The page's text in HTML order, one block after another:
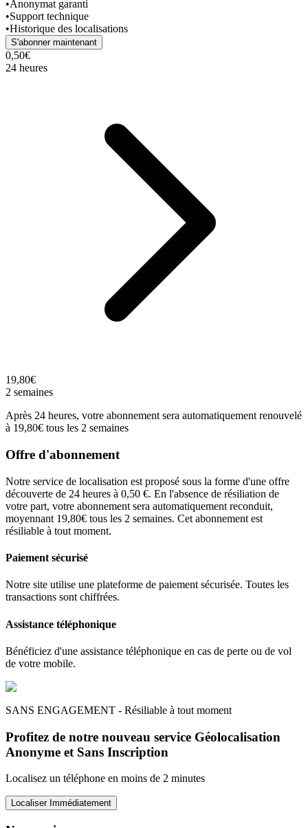
•Anonymat garanti
•Support technique
•Historique des localisations
S'abonner maintenant
0,50€
24 heures
19,80€
2 semaines
Après 24 heures, votre abonnement sera automatiquement renouvelé
à 19,80€ tous les 2 semaines
Offre d'abonnement
Notre service de localisation est proposé sous la forme d'une offre
découverte de 24 heures à 0,50 €. En l'absence de résiliation de
votre part, votre abonnement sera automatiquement reconduit,
moyennant 19,80€ tous les 2 semaines. Cet abonnement est
résiliable à tout moment.
Paiement sécurisé
Notre site utilise une plateforme de paiement sécurisée. Toutes les
transactions sont chiffrées.
Assistance téléphonique
Bénéficiez d'une assistance téléphonique en cas de perte ou de vol
de votre mobile.
SANS ENGAGEMENT - Résiliable à tout moment
Profitez de notre nouveau service Géolocalisation
Anonyme et Sans Inscription
Localisez un téléphone en moins de 2 minutes
Localiser Immédiatement